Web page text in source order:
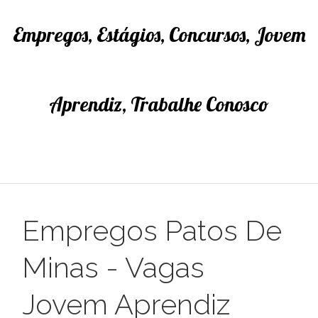
Empregos, Estágios, Concursos, Jovem
Aprendiz, Trabalhe Conosco
Empregos Patos De
Minas - Vagas
Jovem Aprendiz